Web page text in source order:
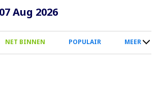
Overslaan
naar
inhoud
Aug 2026
NET BINNEN POPULAIR MEER